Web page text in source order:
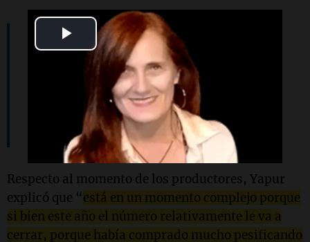
Play
Video
Un camino de déficit fiscal cero
donde el Estado se achique y
donde seamos los particulares los
que invirtamos y produzcamos
Respecto al momento de los productores, Yapur
explicó que “está en un momento complejo porque
si bien este año el número relativamente le va a
cerrar, porque había comprado mucho pesificando